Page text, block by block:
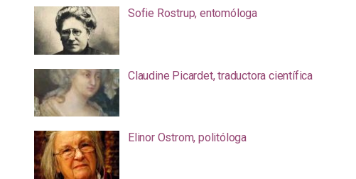
Sofie Rostrup, entomóloga
Claudine Picardet, traductora científica
Elinor Ostrom, politóloga